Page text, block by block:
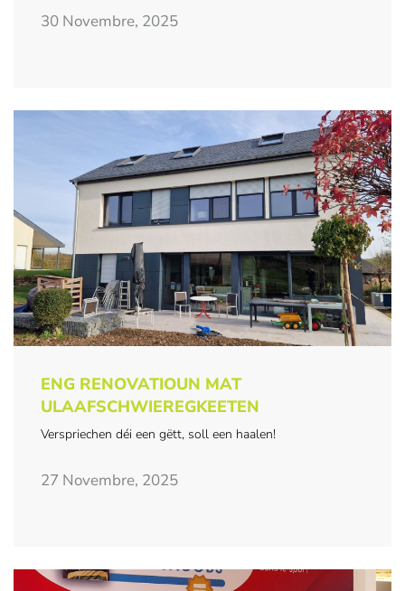
30 Novembre, 2025
ENG RENOVATIOUN MAT
ULAAFSCHWIEREGKEETEN
Verspriechen déi een gëtt, soll een haalen!
27 Novembre, 2025